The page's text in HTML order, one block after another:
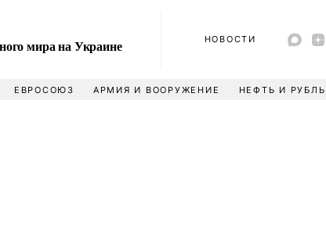
мира на Украине НОВОСТИ
ЕВРОСОЮЗ АРМИЯ И ВООРУЖЕНИЕ НЕФТЬ И РУБЛЬ